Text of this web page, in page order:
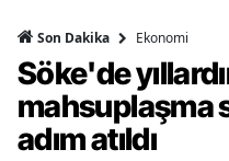
Son Dakika Ekonomi
Söke'de
mahsuplaşma
adım atıldı